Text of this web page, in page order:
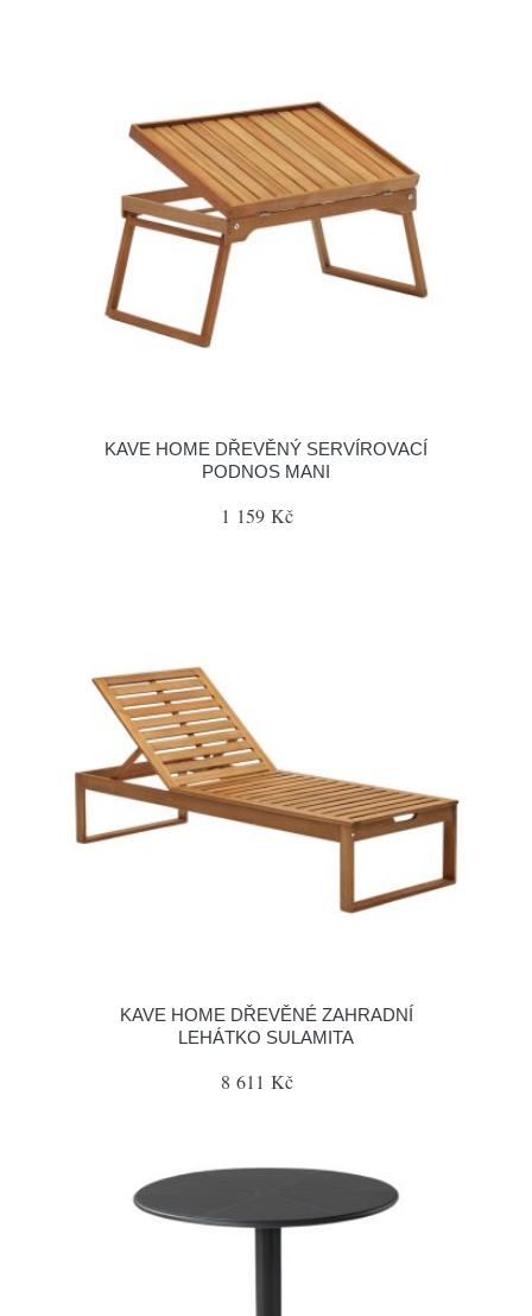
KAVE HOME DŘEVĚNÝ SERVÍROVACÍ
PODNOS MANI
1 159 Kč
KAVE HOME DŘEVĚNÉ ZAHRADNÍ
LEHÁTKO SULAMITA
8 611 Kč